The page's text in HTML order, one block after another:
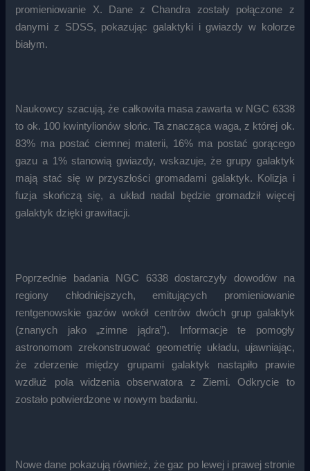
promieniowanie X. Dane z Chandra zostały połączone z
danymi z SDSS, pokazując galaktyki i gwiazdy w kolorze
białym.
Naukowcy szacują, że całkowita masa zawarta w NGC 6338
to ok. 100 kwintylionów słońc. Ta znacząca waga, z której ok.
83% ma postać ciemnej materii, 16% ma postać gorącego
gazu a 1% stanowią gwiazdy, wskazuje, że grupy galaktyk
mają stać się w przyszłości gromadami galaktyk. Kolizja i
fuzja skończą się, a układ nadal będzie gromadził więcej
galaktyk dzięki grawitacji.
Poprzednie badania NGC 6338 dostarczyły dowodów na
regiony chłodniejszych, emitujących promieniowanie
rentgenowskie gazów wokół centrów dwóch grup galaktyk
(znanych jako „zimne jądra”). Informacje te pomogły
astronomom zrekonstruować geometrię układu, ujawniając,
że zderzenie między grupami galaktyk nastąpiło prawie
wzdłuż pola widzenia obserwatora z Ziemi. Odkrycie to
zostało potwierdzone w nowym badaniu.
Nowe dane pokazują również, że gaz po lewej i prawej stronie